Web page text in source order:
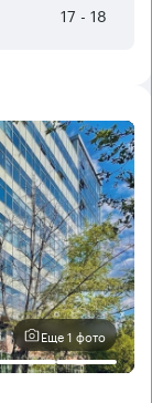
17 - 18
Еще 1 фото